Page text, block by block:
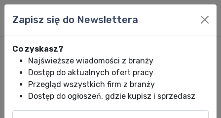
Zapisz się do Newslettera
Co zyskasz?
Najświeższe wiadomości z branży
Dostęp do aktualnych ofert pracy
Przegląd wszystkich firm z branży
Dostęp do ogłoszeń, gdzie kupisz i sprzedasz